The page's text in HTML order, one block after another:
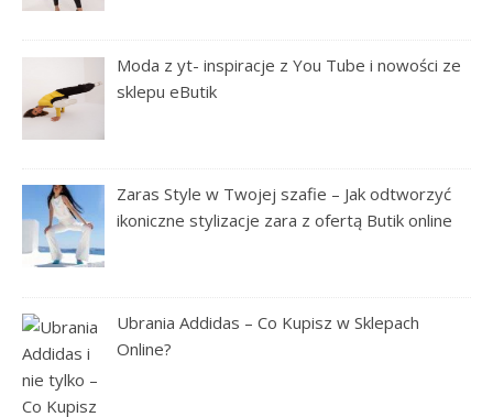
Moda z yt- inspiracje z You Tube i nowości ze
sklepu eButik
Zaras Style w Twojej szafie – Jak odtworzyć
ikoniczne stylizacje zara z ofertą Butik online
Ubrania Addidas – Co Kupisz w Sklepach
Online?